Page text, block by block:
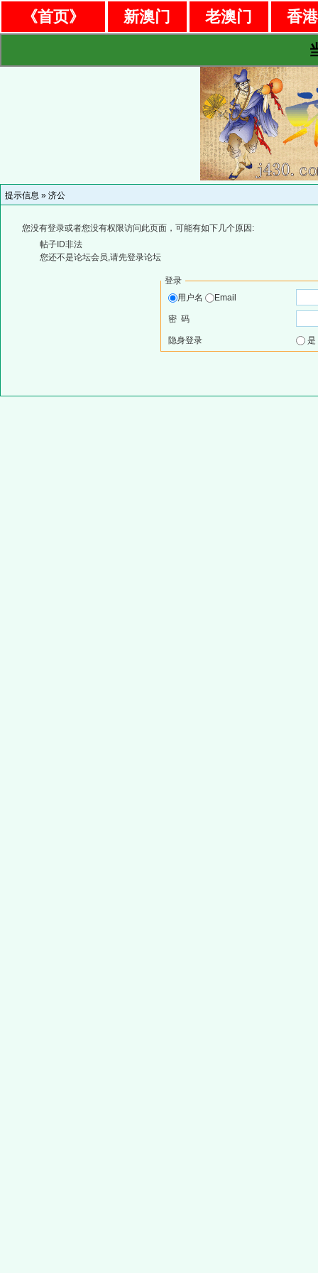
《首页》 新澳门 老澳门
香
提示信息 » 济公
您没有登录或者您没有权限访问此页面，可能有如下几个原因:
帖子ID非法
您还不是论坛会员,请先登录论坛
登录
用户名
Email
密 码
隐身登录